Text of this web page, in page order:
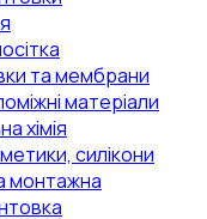
та мембрани
матеріали
хімія
силікони
монтажна